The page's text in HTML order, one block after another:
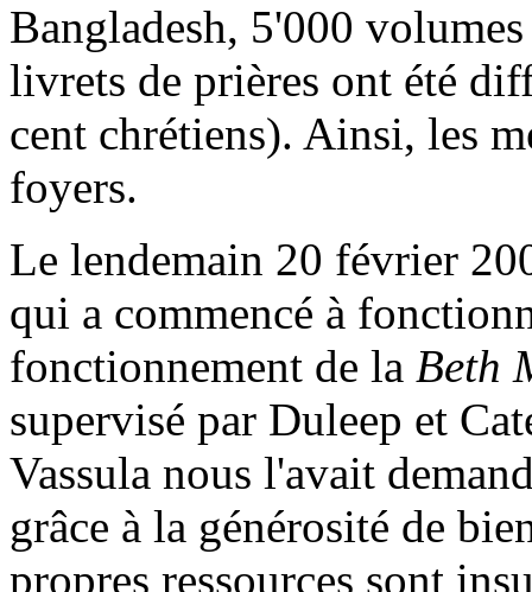
Bangladesh, 5'000
livrets de prières ont été
cent chrétiens). Ainsi, les
foyers.
Le lendemain 20 février
qui a commencé à
fonctionnement de la Beth
supervisé par Duleep et
Vassula nous l'avait
grâce à la générosité de
propres ressources sont